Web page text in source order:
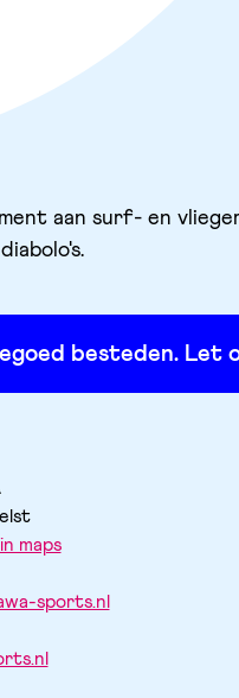
aan surf- en
besteden. Let
maps
sports.nl